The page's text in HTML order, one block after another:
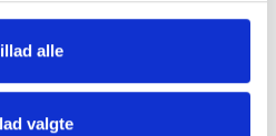
alle
valgte
og sammenhæng, så vi kan